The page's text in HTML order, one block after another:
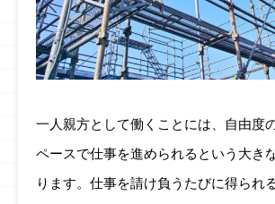
一人親方として働くことには、自由度
ペースで仕事を進められるという大き
ります。仕事を請け負うたびに得られ